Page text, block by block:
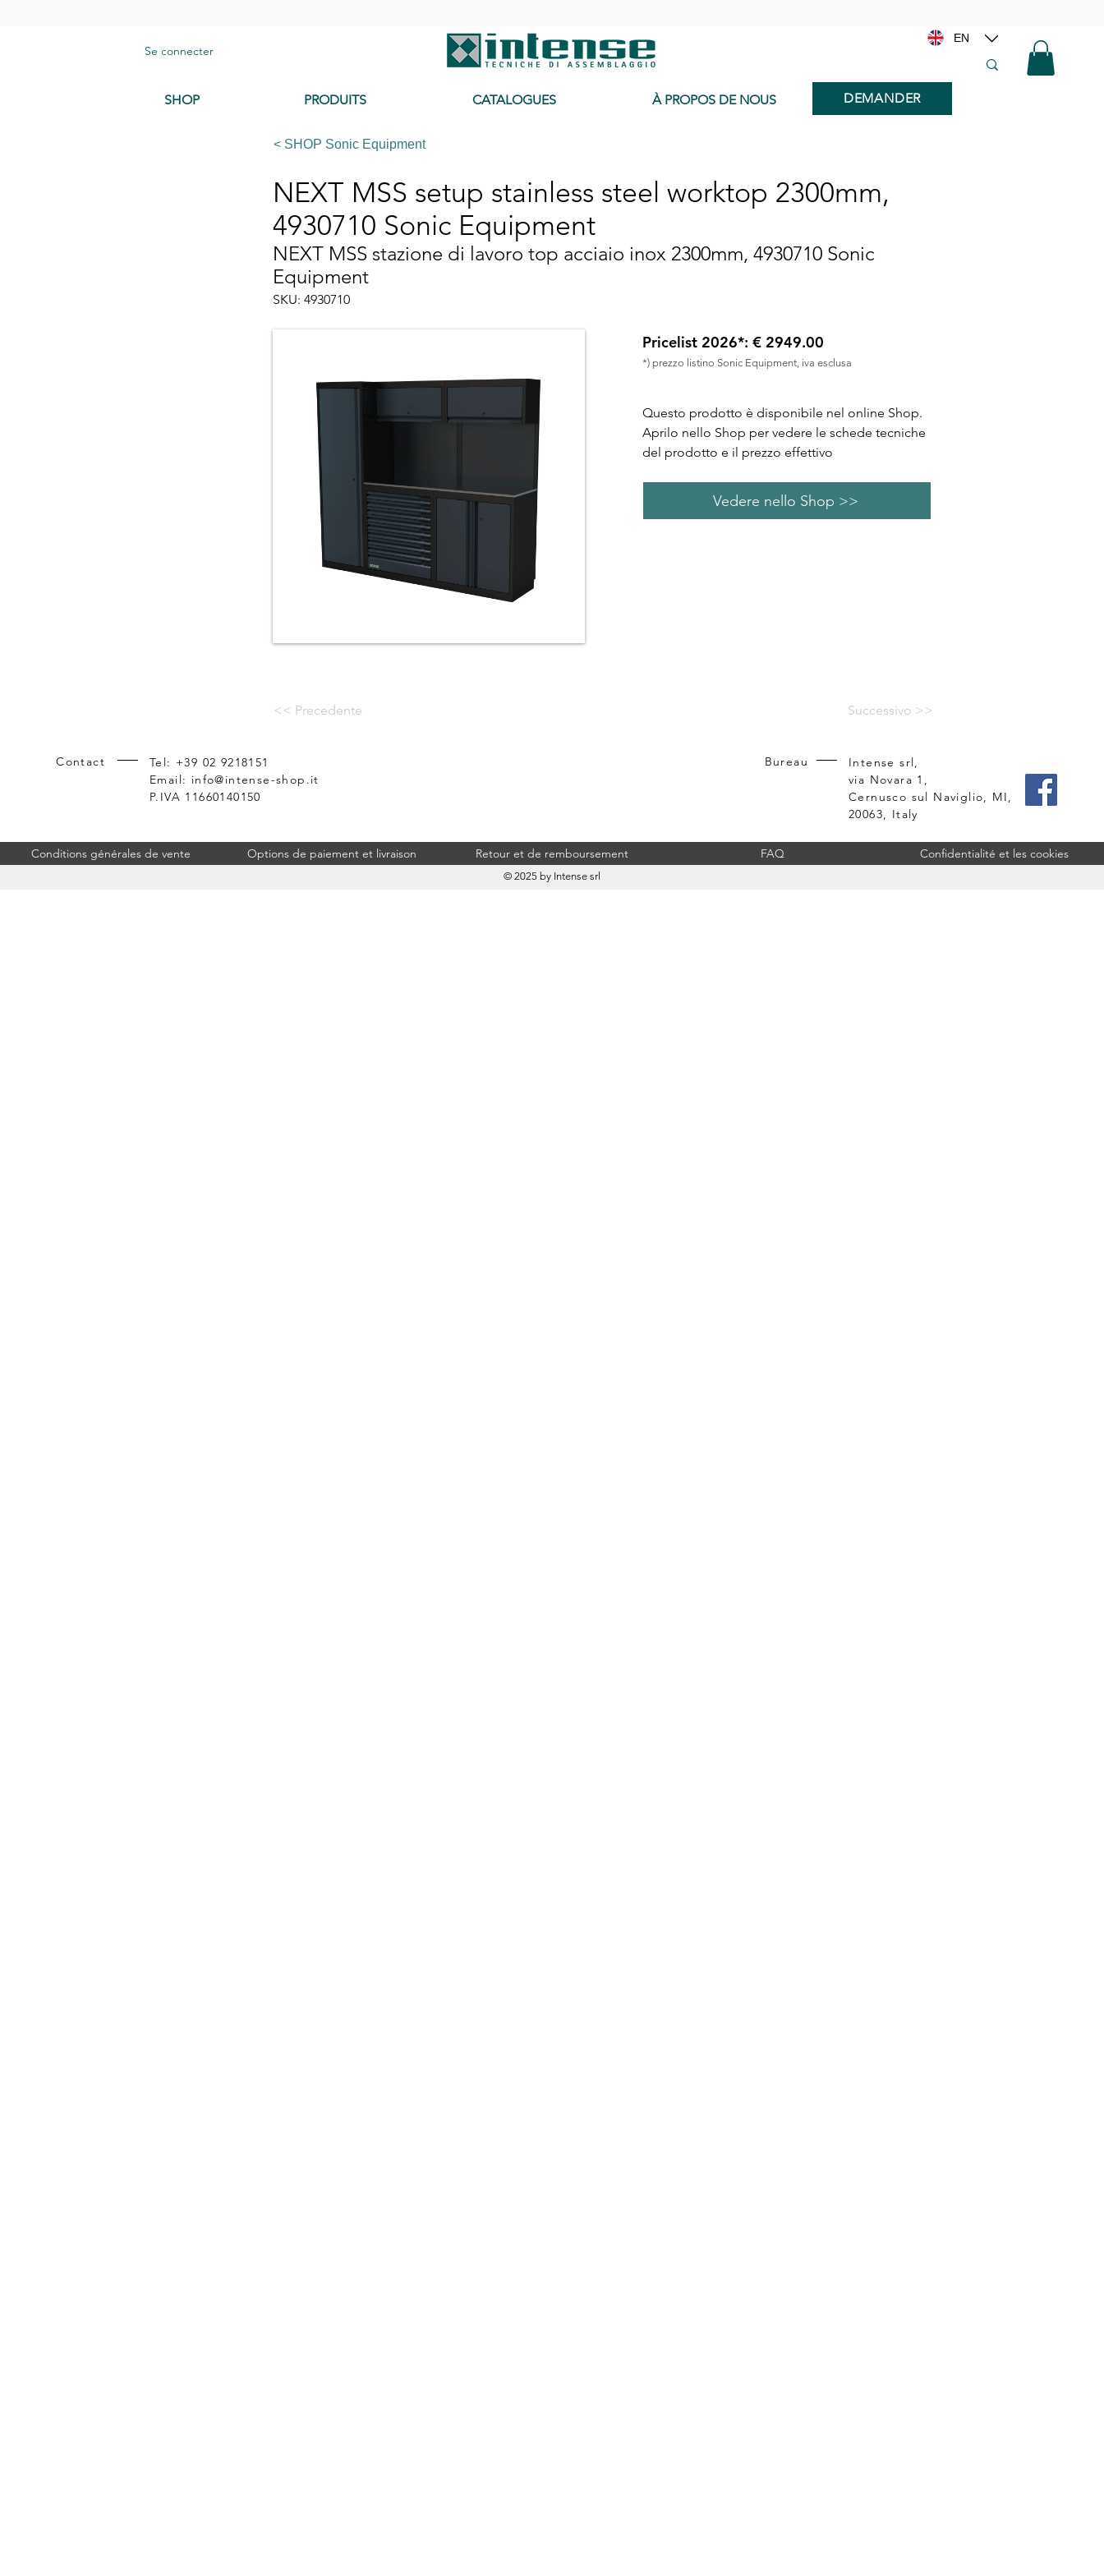
Se connecter
EN
SHOP PRODUITS CATALOGUES À PROPOS DE NOUS DEMANDER
< SHOP Sonic Equipment
NEXT MSS setup stainless steel worktop 2300mm,
4930710 Sonic Equipment
NEXT MSS stazione di lavoro top acciaio inox 2300mm, 4930710 Sonic
Equipment
SKU: 4930710
<< Precedente
Pricelist 2026*: € 2949.00
*) prezzo listino Sonic Equipment, iva esclusa
Questo prodotto è disponibile nel online Shop.
Aprilo nello Shop per vedere le schede tecniche
del prodotto e il prezzo effettivo
Vedere nello Shop >>
Successivo >>
Contact
Tel: +39 02 9218151
Email: info@intense-shop.it
P.IVA 11660140150
Bureau
Intense srl,
via Novara 1,
Cernusco sul Naviglio, MI,
20063, Italy
Conditions générales de vente Options de paiement et livraison Retour et de remboursement FAQ Confidentialité et les cookies
© 2025 by Intense srl